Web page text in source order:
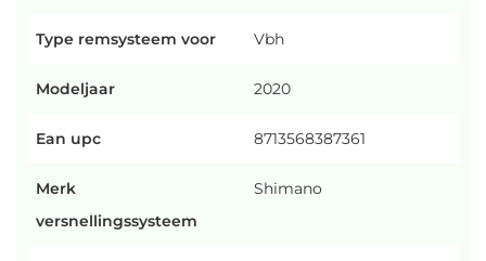
Type remsysteem voor Vbh
Modeljaar 2020
Ean upc 8713568387361
Merk
versnellingssysteem
Shimano